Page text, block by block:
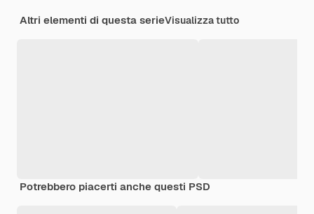
Altri elementi di questa serieVisualizza tutto
Potrebbero piacerti anche questi PSD